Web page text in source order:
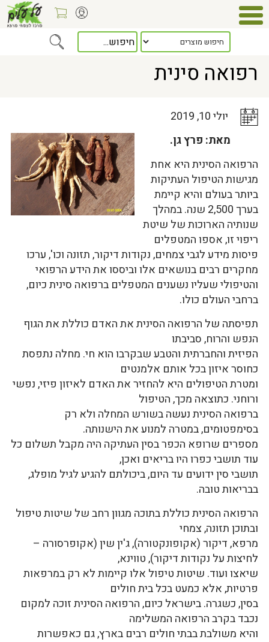
כלל המאמרים> רפואה סינית
רפואה סינית
יולי 10, 2019
מאת: פרץ גן.
הרפואה הסינית היא אחת
מגישות הטיפול העתיקות
ביותר בעולם והיא קיימת
בערך 2,500 שנה. במהלך
שנותיה הארוכות של שיטת
ריפוי זו, אספו המטפלים
פיסות מידע לגבי צמחים, נקודות דיקור, תזונה וכו', ערכו
מחקרים רבים בנושאים אלו וביססו את הידע הרפואי
והטיפולי שעליו נשענים המטפלים ברפואה סינית כיום,
ברחבי העולם כולו.
תפיסתה של הרפואה הסינית את האדם כוללת את הגוף
הנפש והרוח, סביבתו
הפיזית והחברתית והטבע שבקרבו הוא חי. מחלה נתפסת
כחוסר איזון בכל אותם אלמנטים
ומטרת הטיפולים היא להחזיר את האדם לאיזון פיזי, נפשי
ורוחני. כתוצאה מכך, הטיפול
ברפואה הסינית נעשה בשורש המחלה ולא רק
בסימפטומים, במטרה למנוע את הישנותה.
מספרים שרופא הכפר בסין העתיקה היה מקבל תשלום כל
עוד תושבי כפרו היו בריאים ואכן,
תושבי סין ידועים עד היום, ביכולתם להגיע לגיל מופלג,
בבריאות טובה.
הרפואה הסינית כוללת בתוכה מגוון רחב של שיטות טיפול
ובתוכן תזונה, צמחי
מרפא, דיקור (אקופונקטורה), ג'ין שין (אקופרסורה –
לחיצות על נקודות דיקור), טווינא,
שיאצו ועוד. שיטות טיפול אלו קיימות לא רק במרפאות
פרטיות, אלא כמעט בכל בית חולים
בסין, כשגרה. בישראל כיום, הרפואה הסינית זוכה למקום
נכבד בקרב הרפואה המשלימה
והיא משולבת בבתי חולים רבים בארץ, גם כאפשרות